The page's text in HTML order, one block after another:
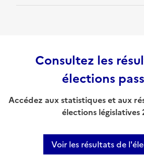
Consultez les
élections
Accédez aux statistiques et aux
élections législatives
Voir les résultats de